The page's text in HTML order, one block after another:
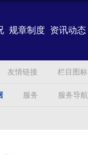
规章制度 资讯动态
友情链接 栏目图标
服务 服务导航